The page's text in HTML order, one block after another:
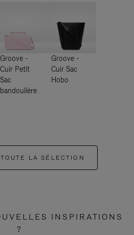
Groove -
Cuir Petit
Sac
bandoulière
Groove -
Cuir Sac
Hobo
LA SÉLECTION
INSPIRATIONS
?